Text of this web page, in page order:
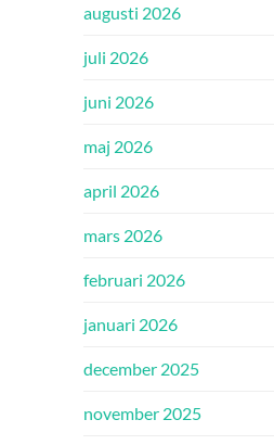
augusti 2026
juli 2026
juni 2026
maj 2026
april 2026
mars 2026
februari 2026
januari 2026
december 2025
november 2025